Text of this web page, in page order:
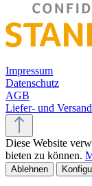
Impressum
Datenschutz
AGB
Liefer- und
Diese Website
bieten zu können.
Ablehnen